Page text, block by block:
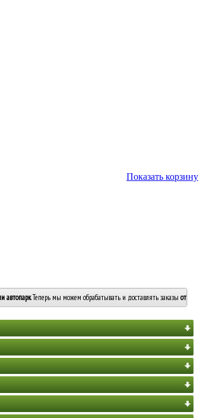
Показать корзину
автопарк. Теперь мы можем обрабатывать и доставлять заказы от